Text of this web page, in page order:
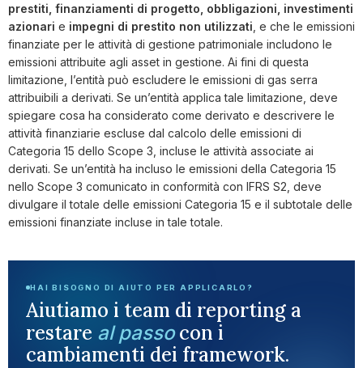
prestiti, finanziamenti di progetto, obbligazioni, investimenti
azionari e impegni di prestito non utilizzati , e che le emissioni
finanziate per le attività di gestione patrimoniale includono le
emissioni attribuite agli asset in gestione. Ai fini di questa
limitazione, l’entità può escludere le emissioni di gas serra
attribuibili a derivati. Se un’entità applica tale limitazione, deve
spiegare cosa ha considerato come derivato e descrivere le
attività finanziarie escluse dal calcolo delle emissioni di
Categoria 15 dello Scope 3, incluse le attività associate ai
derivati. Se un’entità ha incluso le emissioni della Categoria 15
nello Scope 3 comunicato in conformità con IFRS S2, deve
divulgare il totale delle emissioni Categoria 15 e il subtotale delle
emissioni finanziate incluse in tale totale.
HAI BISOGNO DI AIUTO PER APPLICARLO?
Aiutiamo i team di reporting a
restare al passocon i
cambiamenti dei framework.